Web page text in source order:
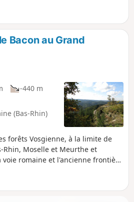
Bacon au Grand
-440 m
(Bas-Rhin)
forêts Vosgienne, à la limite de
Rhin, Moselle et Meurthe et
voie romaine et l'ancienne frontière
Moselle. Descente vers les
en longeant le ruisseau de